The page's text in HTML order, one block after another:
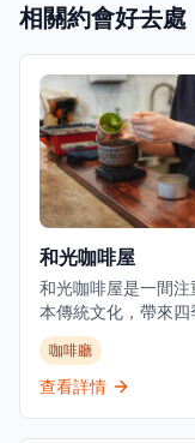
相關約會好去處
和光咖啡屋
和光咖啡屋是一間注
本傳統文化，帶來四
同美食的咖啡館。這
每一道菜品都融合了
的當季食材，旨在呈
咖啡廳
查看詳情